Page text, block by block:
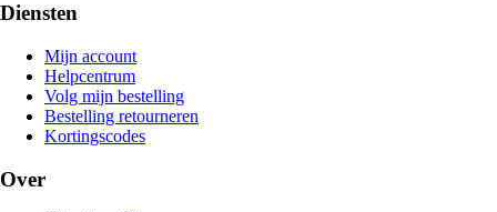
Diensten
Mijn account
Helpcentrum
Volg mijn bestelling
Bestelling retourneren
Kortingscodes
Over